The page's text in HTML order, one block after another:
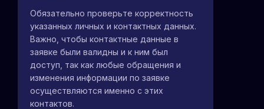
Обязательно проверьте корректность
указанных личных и контактных данных.
Важно, чтобы контактные данные в
заявке были валидны и к ним был
доступ, так как любые обращения и
изменения информации по заявке
осуществляются именно с этих
контактов.